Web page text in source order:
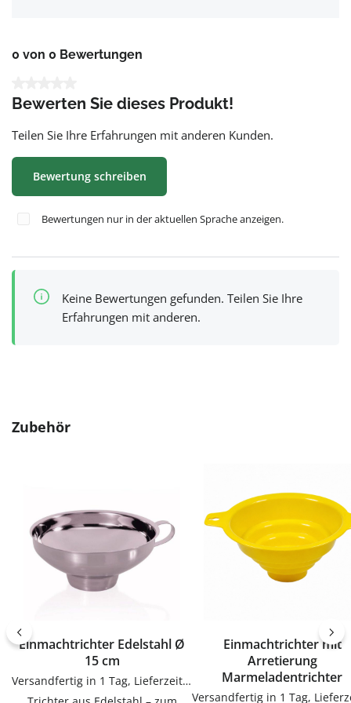
0 von 0 Bewertungen
Bewerten Sie dieses Produkt!
Teilen Sie Ihre Erfahrungen mit anderen Kunden.
Bewertung schreiben
Bewertungen nur in der aktuellen Sprache anzeigen.
Keine Bewertungen gefunden. Teilen Sie Ihre
Erfahrungen mit anderen.
Produktgalerie überspringen
Zubehör
Einmachtrichter Edelstahl Ø
15 cm
Versandfertig in 1 Tag, Lieferzeit 1-3 Tage
Einmachtrichter mit
Arretierung
Marmeladentrichter